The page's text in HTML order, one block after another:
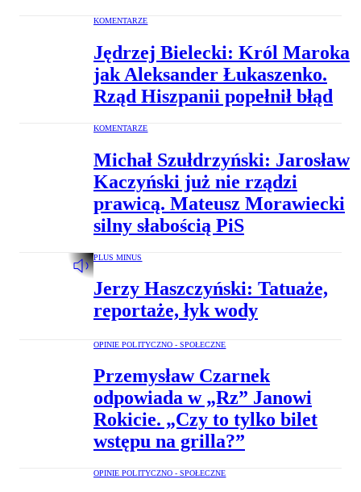
KOMENTARZE
Jędrzej Bielecki: Król Maroka
jak Aleksander Łukaszenko.
Rząd Hiszpanii popełnił błąd
KOMENTARZE
Michał Szułdrzyński: Jarosław
Kaczyński już nie rządzi
prawicą. Mateusz Morawiecki
silny słabością PiS
PLUS MINUS
Jerzy Haszczyński: Tatuaże,
reportaże, łyk wody
OPINIE POLITYCZNO - SPOŁECZNE
Przemysław Czarnek
odpowiada w „Rz” Janowi
Rokicie. „Czy to tylko bilet
wstępu na grilla?”
OPINIE POLITYCZNO - SPOŁECZNE